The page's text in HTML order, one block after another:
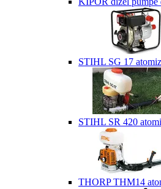
STIHL SG 17
STIHL SR 420
THORP THM14